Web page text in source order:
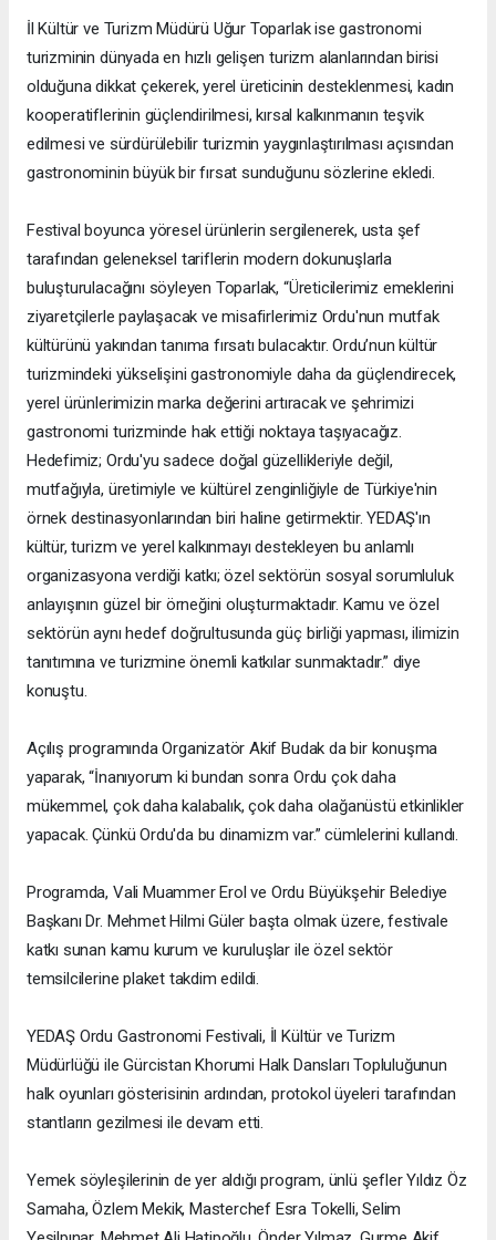
İl Kültür ve Turizm Müdürü Uğur Toparlak ise gastronomi
turizminin dünyada en hızlı gelişen turizm alanlarından birisi
olduğuna dikkat çekerek, yerel üreticinin desteklenmesi, kadın
kooperatiflerinin güçlendirilmesi, kırsal kalkınmanın teşvik
edilmesi ve sürdürülebilir turizmin yaygınlaştırılması açısından
gastronominin büyük bir fırsat sunduğunu sözlerine ekledi.
Festival boyunca yöresel ürünlerin sergilenerek, usta şef
tarafından geleneksel tariflerin modern dokunuşlarla
buluşturulacağını söyleyen Toparlak, “Üreticilerimiz emeklerini
ziyaretçilerle paylaşacak ve misafirlerimiz Ordu'nun mutfak
kültürünü yakından tanıma fırsatı bulacaktır. Ordu’nun kültür
turizmindeki yükselişini gastronomiyle daha da güçlendirecek,
yerel ürünlerimizin marka değerini artıracak ve şehrimizi
gastronomi turizminde hak ettiği noktaya taşıyacağız.
Hedefimiz; Ordu'yu sadece doğal güzellikleriyle değil,
mutfağıyla, üretimiyle ve kültürel zenginliğiyle de Türkiye'nin
örnek destinasyonlarından biri haline getirmektir. YEDAŞ'ın
kültür, turizm ve yerel kalkınmayı destekleyen bu anlamlı
organizasyona verdiği katkı; özel sektörün sosyal sorumluluk
anlayışının güzel bir örneğini oluşturmaktadır. Kamu ve özel
sektörün aynı hedef doğrultusunda güç birliği yapması, ilimizin
tanıtımına ve turizmine önemli katkılar sunmaktadır.” diye
konuştu.
Açılış programında Organizatör Akif Budak da bir konuşma
yaparak, “İnanıyorum ki bundan sonra Ordu çok daha
mükemmel, çok daha kalabalık, çok daha olağanüstü etkinlikler
yapacak. Çünkü Ordu'da bu dinamizm var.” cümlelerini kullandı.
Programda, Vali Muammer Erol ve Ordu Büyükşehir Belediye
Başkanı Dr. Mehmet Hilmi Güler başta olmak üzere, festivale
katkı sunan kamu kurum ve kuruluşlar ile özel sektör
temsilcilerine plaket takdim edildi.
YEDAŞ Ordu Gastronomi Festivali, İl Kültür ve Turizm
Müdürlüğü ile Gürcistan Khorumi Halk Dansları Topluluğunun
halk oyunları gösterisinin ardından, protokol üyeleri tarafından
stantların gezilmesi ile devam etti.
Yemek söyleşilerinin de yer aldığı program, ünlü şefler Yıldız Öz
Samaha, Özlem Mekik, Masterchef Esra Tokelli, Selim